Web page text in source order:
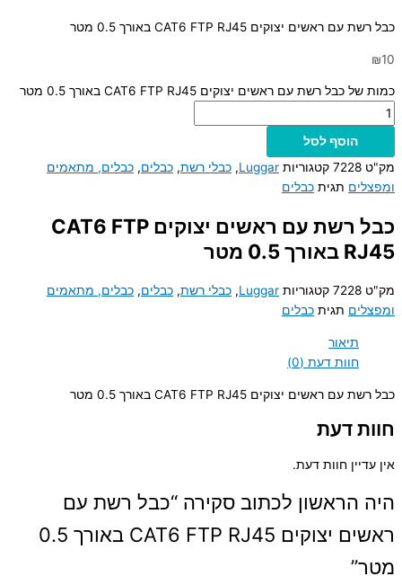
כבל רשת עם ראשים יצוקים CAT6 FTP RJ45 באורך 0.5 מטר
₪10
כמות של כבל רשת עם ראשים יצוקים CAT6 FTP RJ45 באורך 0.5 מטר
הוסף לסל
מק"ט 7228 קטגוריות Luggar
, כבלי רשת, כבלים, כבלים, מתאמים
ומפצלים תגית כבלים
כבל רשת עם ראשים יצוקים CAT6 FTP
RJ45 באורך 0.5 מטר
מק"ט 7228 קטגוריות Luggar
, כבלי רשת, כבלים, כבלים, מתאמים
ומפצלים תגית כבלים
תיאור
חוות דעת (0)
כבל רשת עם ראשים יצוקים CAT6 FTP RJ45 באורך 0.5 מטר
חוות דעת
אין עדיין חוות דעת.
היה הראשון לכתוב סקירה “כבל רשת עם
ראשים יצוקים CAT6 FTP RJ45 באורך 0.5
מטר”